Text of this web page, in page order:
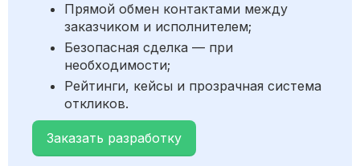
Прямой обмен контактами между
заказчиком и исполнителем;
Безопасная сделка — при
необходимости;
Рейтинги, кейсы и прозрачная система
откликов.
Заказать разработку